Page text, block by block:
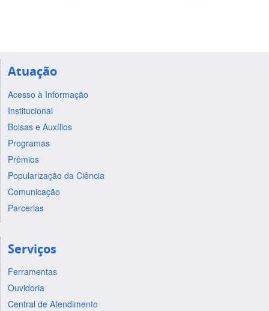
Atuação
Acesso à Informação
Institucional
Bolsas e Auxílios
Programas
Prêmios
Popularização da Ciência
Comunicação
Parcerias
Serviços
Ferramentas
Ouvidoria
Central de Atendimento